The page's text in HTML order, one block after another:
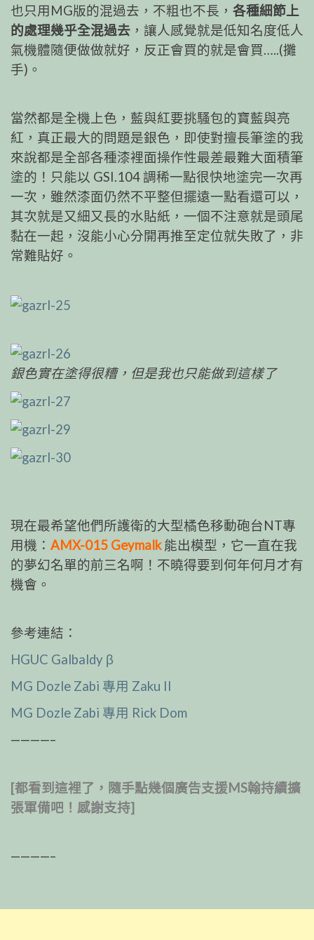
也只用MG版的混過去，不粗也不長， 各種細節上
的處理幾乎全混過去 ，讓人感覺就是低知名度低人
氣機體隨便做做就好，反正會買的就是會買…..(攤
手)。
當然都是全機上色，藍與紅要挑騷包的寶藍與亮
紅，真正最大的問題是銀色，即使對擅長筆塗的我
來說都是全部各種漆裡面操作性最差最難大面積筆
塗的！只能以 GSI.104 調稀一點很快地塗完一次再
一次，雖然漆面仍然不平整但擺遠一點看還可以，
其次就是又細又長的水貼紙，一個不注意就是頭尾
黏在一起，沒能小心分開再推至定位就失敗了，非
常難貼好。
銀色實在塗得很糟，但是我也只能做到這樣了
現在最希望他們所護衛的大型橘色移動砲台NT專
用機： AMX-015 Geymalk能出模型，它一直在我
的夢幻名單的前三名啊！不曉得要到何年何月才有
機會。
參考連結：
HGUC Galbaldy β
MG Dozle Zabi 專用 Zaku II
MG Dozle Zabi 專用 Rick Dom
————–
[都看到這裡了，隨手點幾個廣告支援MS翰持續擴
張軍備吧！感謝支持]
————–